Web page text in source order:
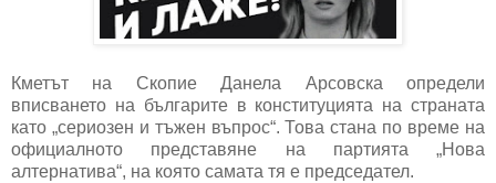
Кметът на Скопие Данела Арсовска определи
вписването на българите в конституцията на страната
като „сериозен и тъжен въпрос“. Това стана по време на
официалното представяне на партията „Нова
алтернатива“, на която самата тя е председател.